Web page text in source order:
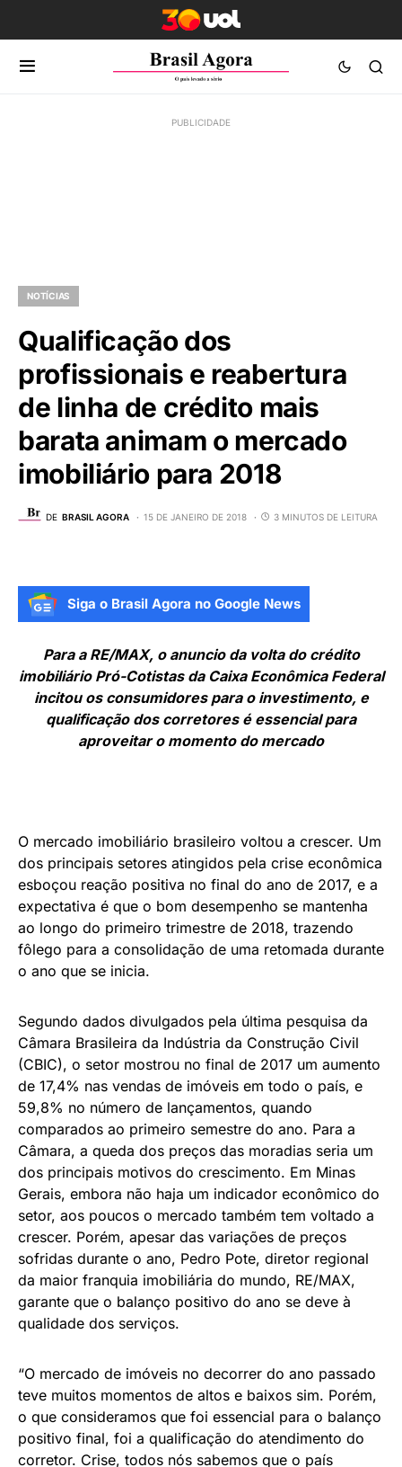
NOTÍCIAS
Qualificação dos
profissionais e reabertura
de linha de crédito mais
barata animam o mercado
imobiliário para 2018
DE BRASIL AGORA 15 DE JANEIRO DE 2018 3 MINUTOS DE LEITURA
Siga o Brasil Agora no Google News
Para a RE/MAX, o anuncio da volta do crédito
imobiliário Pró-Cotistas da Caixa Econômica Federal
incitou os consumidores para o investimento, e
qualificação dos corretores é essencial para
aproveitar o momento do mercado
O mercado imobiliário brasileiro voltou a crescer. Um
dos principais setores atingidos pela crise econômica
esboçou reação positiva no final do ano de 2017, e a
expectativa é que o bom desempenho se mantenha
ao longo do primeiro trimestre de 2018, trazendo
fôlego para a consolidação de uma retomada durante
o ano que se inicia.
Segundo dados divulgados pela última pesquisa da
Câmara Brasileira da Indústria da Construção Civil
(CBIC), o setor mostrou no final de 2017 um aumento
de 17,4% nas vendas de imóveis em todo o país, e
59,8% no número de lançamentos, quando
comparados ao primeiro semestre do ano. Para a
Câmara, a queda dos preços das moradias seria um
dos principais motivos do crescimento. Em Minas
Gerais, embora não haja um indicador econômico do
setor, aos poucos o mercado também tem voltado a
crescer. Porém, apesar das variações de preços
sofridas durante o ano, Pedro Pote, diretor regional
da maior franquia imobiliária do mundo, RE/MAX,
garante que o balanço positivo do ano se deve à
qualidade dos serviços.
“O mercado de imóveis no decorrer do ano passado
teve muitos momentos de altos e baixos sim. Porém,
o que consideramos que foi essencial para o balanço
positivo final, foi a qualificação do atendimento do
corretor. Crise, todos nós sabemos que o país